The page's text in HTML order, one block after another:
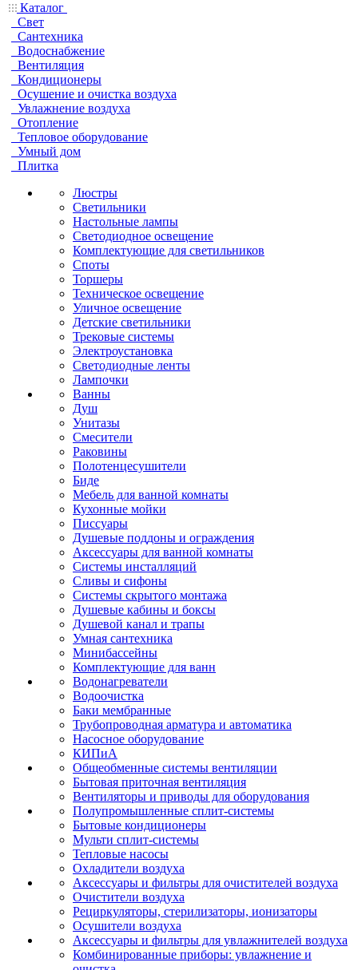
Каталог
Свет
Сантехника
Водоснабжение
Вентиляция
Кондиционеры
Осушение и очистка воздуха
Увлажнение воздуха
Отопление
Тепловое оборудование
Умный дом
Плитка
Люстры
Светильники
Настольные лампы
Светодиодное освещение
Комплектующие для светильников
Споты
Торшеры
Техническое освещение
Уличное освещение
Детские светильники
Трековые системы
Электроустановка
Светодиодные ленты
Лампочки
Ванны
Душ
Унитазы
Смесители
Раковины
Полотенцесушители
Биде
Мебель для ванной комнаты
Кухонные мойки
Писсуары
Душевые поддоны и ограждения
Аксессуары для ванной комнаты
Системы инсталляций
Сливы и сифоны
Системы скрытого монтажа
Душевые кабины и боксы
Душевой канал и трапы
Умная сантехника
Минибассейны
Комплектующие для ванн
Водонагреватели
Водоочистка
Баки мембранные
Трубопроводная арматура и автоматика
Насосное оборудование
КИПиА
Общеобменные системы вентиляции
Бытовая приточная вентиляция
Вентиляторы и приводы для оборудования
Полупромышленные сплит-системы
Бытовые кондиционеры
Мульти сплит-системы
Тепловые насосы
Охладители воздуха
Аксессуары и фильтры для очистителей воздуха
Очистители воздуха
Рециркуляторы, стерилизаторы, ионизаторы
Осушители воздуха
Аксессуары и фильтры для увлажнителей воздуха
Комбинированные приборы: увлажнение и